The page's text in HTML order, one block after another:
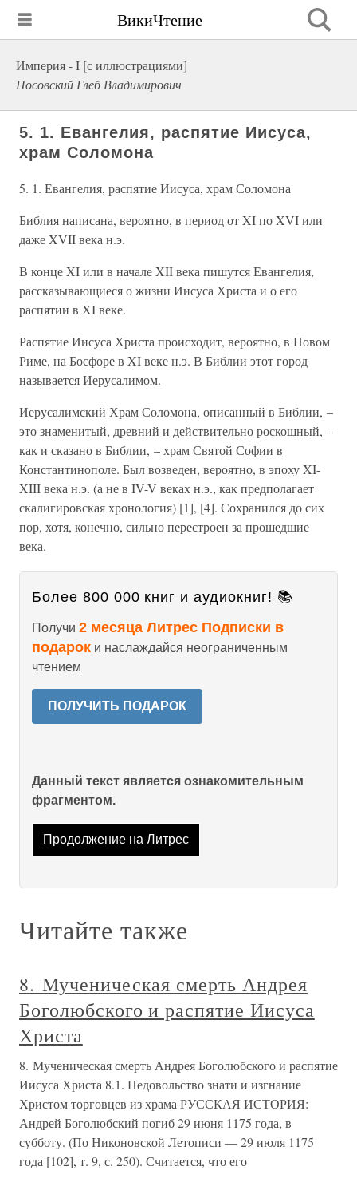
ВикиЧтение
Империя - I [с иллюстрациями]
Носовский Глеб Владимирович
5. 1. Евангелия, распятие Иисуса,
храм Соломона
5. 1. Евангелия, распятие Иисуса, храм Соломона
Библия написана, вероятно, в период от XI по XVI или
даже XVII века н.э.
В конце XI или в начале XII века пишутся Евангелия,
рассказывающиеся о жизни Иисуса Христа и о его
распятии в XI веке.
Распятие Иисуса Христа происходит, вероятно, в Новом
Риме, на Босфоре в XI веке н.э. В Библии этот город
называется Иерусалимом.
Иерусалимский Храм Соломона, описанный в Библии, –
это знаменитый, древний и действительно роскошный, –
как и сказано в Библии, – храм Святой Софии в
Константинополе. Был возведен, вероятно, в эпоху XI-
XIII века н.э. (а не в IV-V веках н.э., как предполагает
скалигировская хронология) [1], [4]. Сохранился до сих
пор, хотя, конечно, сильно перестроен за прошедшие
века.
Более 800 000 книг и аудиокниг! 📚
Получи 2 месяца Литрес Подписки в
подарок и наслаждайся неограниченным
чтением
ПОЛУЧИТЬ ПОДАРОК
Данный текст является ознакомительным
фрагментом.
Продолжение на Литрес
Читайте также
8. Мученическая смерть Андрея
Боголюбского и распятие Иисуса
Христа
8. Мученическая смерть Андрея Боголюбского и распятие
Иисуса Христа 8.1. Недовольство знати и изгнание
Христом торговцев из храма РУССКАЯ ИСТОРИЯ:
Андрей Боголюбский погиб 29 июня 1175 года, в
субботу. (По Никоновской Летописи — 29 июля 1175
года [102], т. 9, с. 250). Считается, что его